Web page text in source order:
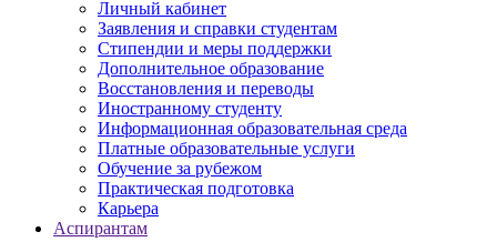
Личный кабинет
Заявления и справки студентам
Стипендии и меры поддержки
Дополнительное образование
Восстановления и переводы
Иностранному студенту
Информационная образовательная среда
Платные образовательные услуги
Обучение за рубежом
Практическая подготовка
Карьера
Аспирантам